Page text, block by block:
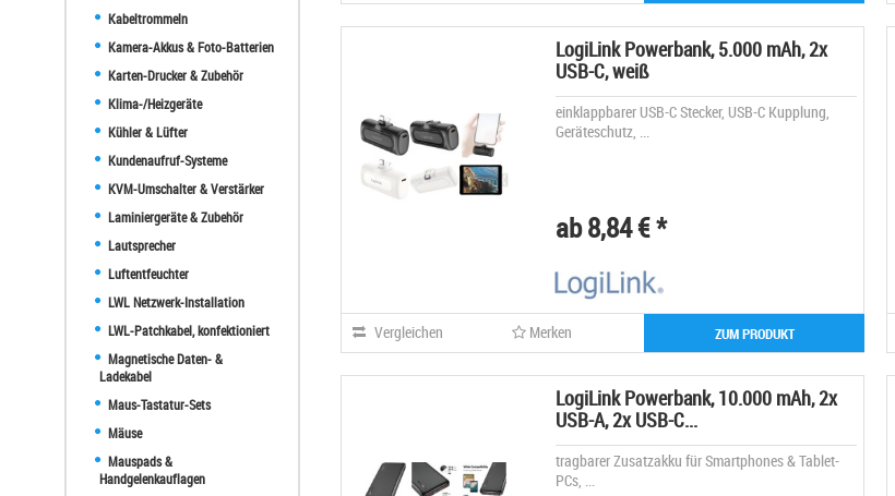
Kabeltrommeln
Kamera-Akkus & Foto-Batterien
Karten-Drucker & Zubehör
Klima-/Heizgeräte
Kühler & Lüfter
Kundenaufruf-Systeme
KVM-Umschalter & Verstärker
Laminiergeräte & Zubehör
Lautsprecher
Luftentfeuchter
LWL Netzwerk-Installation
LWL-Patchkabel, konfektioniert
Magnetische Daten- &
Ladekabel
Maus-Tastatur-Sets
Mäuse
Mauspads &
Handgelenkauflagen
LogiLink Powerbank, 5.000 mAh, 2x
USB-C, weiß
einklappbarer USB-C Stecker, USB-C Kupplung,
Geräteschutz, ...
ab 8,84 € *
ZUM PRODUKT
Vergleichen Merken
LogiLink Powerbank, 10.000 mAh, 2x
USB-A, 2x USB-C...
tragbarer Zusatzakku für Smartphones & Tablet-
PCs, ...